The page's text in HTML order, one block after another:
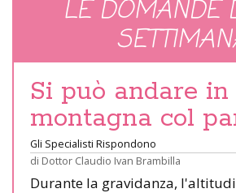
LE DOMANDE
Si può andare in
montagna col
Gli Specialisti Rispondono
di Dottor Claudio Ivan Brambilla
Durante la gravidanza,